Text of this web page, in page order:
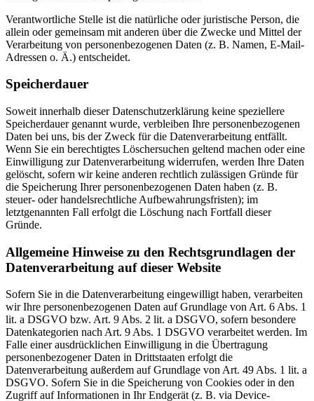
Verantwortliche Stelle ist die natürliche oder juristische Person, die
allein oder gemeinsam mit anderen über die Zwecke und Mittel der
Verarbeitung von personenbezogenen Daten (z. B. Namen, E-Mail-
Adressen o. Ä.) entscheidet.
Speicherdauer
Soweit innerhalb dieser Datenschutzerklärung keine speziellere
Speicherdauer genannt wurde, verbleiben Ihre personenbezogenen
Daten bei uns, bis der Zweck für die Datenverarbeitung entfällt.
Wenn Sie ein berechtigtes Löschersuchen geltend machen oder eine
Einwilligung zur Datenverarbeitung widerrufen, werden Ihre Daten
gelöscht, sofern wir keine anderen rechtlich zulässigen Gründe für
die Speicherung Ihrer personenbezogenen Daten haben (z. B.
steuer- oder handelsrechtliche Aufbewahrungsfristen); im
letztgenannten Fall erfolgt die Löschung nach Fortfall dieser
Gründe.
Allgemeine Hinweise zu den Rechtsgrundlagen der
Datenverarbeitung auf dieser Website
Sofern Sie in die Datenverarbeitung eingewilligt haben, verarbeiten
wir Ihre personenbezogenen Daten auf Grundlage von Art. 6 Abs. 1
lit. a DSGVO bzw. Art. 9 Abs. 2 lit. a DSGVO, sofern besondere
Datenkategorien nach Art. 9 Abs. 1 DSGVO verarbeitet werden. Im
Falle einer ausdrücklichen Einwilligung in die Übertragung
personenbezogener Daten in Drittstaaten erfolgt die
Datenverarbeitung außerdem auf Grundlage von Art. 49 Abs. 1 lit. a
DSGVO. Sofern Sie in die Speicherung von Cookies oder in den
Zugriff auf Informationen in Ihr Endgerät (z. B. via Device-